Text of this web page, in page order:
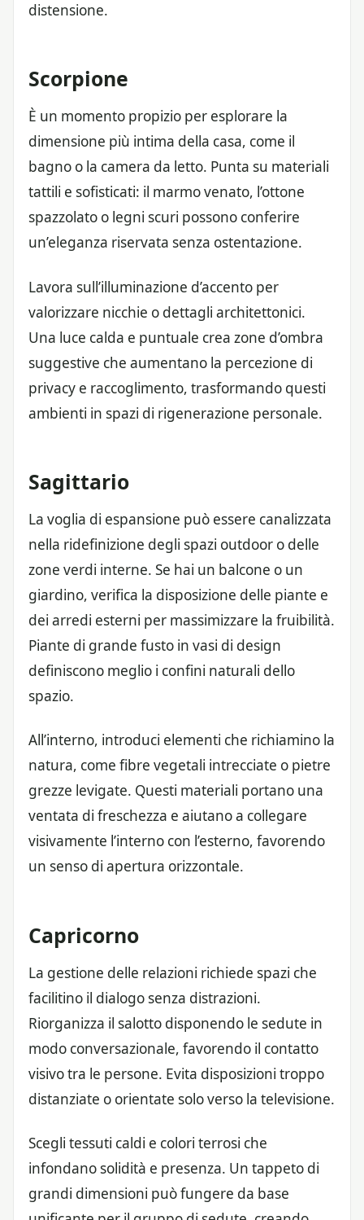
distensione.
Scorpione
È un momento propizio per esplorare la
dimensione più intima della casa, come il
bagno o la camera da letto. Punta su materiali
tattili e sofisticati: il marmo venato, l’ottone
spazzolato o legni scuri possono conferire
un’eleganza riservata senza ostentazione.
Lavora sull’illuminazione d’accento per
valorizzare nicchie o dettagli architettonici.
Una luce calda e puntuale crea zone d’ombra
suggestive che aumentano la percezione di
privacy e raccoglimento, trasformando questi
ambienti in spazi di rigenerazione personale.
Sagittario
La voglia di espansione può essere canalizzata
nella ridefinizione degli spazi outdoor o delle
zone verdi interne. Se hai un balcone o un
giardino, verifica la disposizione delle piante e
dei arredi esterni per massimizzare la fruibilità.
Piante di grande fusto in vasi di design
definiscono meglio i confini naturali dello
spazio.
All’interno, introduci elementi che richiamino la
natura, come fibre vegetali intrecciate o pietre
grezze levigate. Questi materiali portano una
ventata di freschezza e aiutano a collegare
visivamente l’interno con l’esterno, favorendo
un senso di apertura orizzontale.
Capricorno
La gestione delle relazioni richiede spazi che
facilitino il dialogo senza distrazioni.
Riorganizza il salotto disponendo le sedute in
modo conversazionale, favorendo il contatto
visivo tra le persone. Evita disposizioni troppo
distanziate o orientate solo verso la televisione.
Scegli tessuti caldi e colori terrosi che
infondano solidità e presenza. Un tappeto di
grandi dimensioni può fungere da base